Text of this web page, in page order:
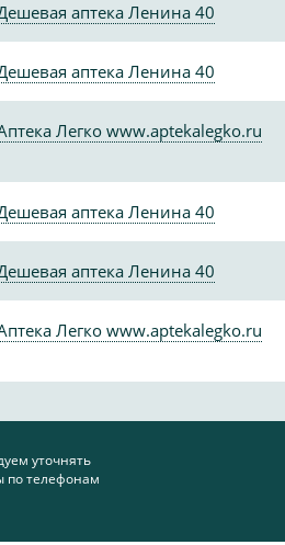
аптека Ленина 40
аптека Ленина 40
Легко www.aptekalegko.ru
аптека Ленина 40
аптека Ленина 40
Легко www.aptekalegko.ru
уточнять
по телефонам